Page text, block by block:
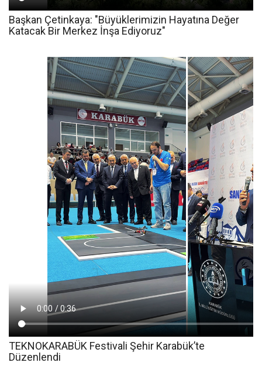
Başkan Çetinkaya: "Büyüklerimizin Hayatına Değer
Katacak Bir Merkez İnşa Ediyoruz"
TEKNOKARABÜK Festivali Şehir Karabük’te
Düzenlendi